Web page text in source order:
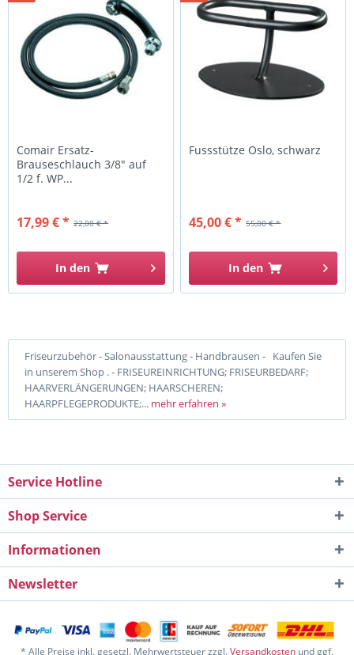
Comair Ersatz-
Brauseschlauch 3/8" auf
1/2 f. WP...
22,00 € *
17,99 € *
In den
Fussstütze Oslo, schwarz
55,00 € *
45,00 € *
In den
Friseurzubehör - Salonausstattung - Handbrausen - Kaufen Sie
in unserem Shop . - FRISEUREINRICHTUNG; FRISEURBEDARF;
HAARVERLÄNGERUNGEN; HAARSCHEREN;
HAARPFLEGEPRODUKTE;... mehr erfahren »
Service Hotline
Shop Service
Informationen
Newsletter
* Alle Preise inkl. gesetzl. Mehrwertsteuer zzgl.Versandkosten und ggf.